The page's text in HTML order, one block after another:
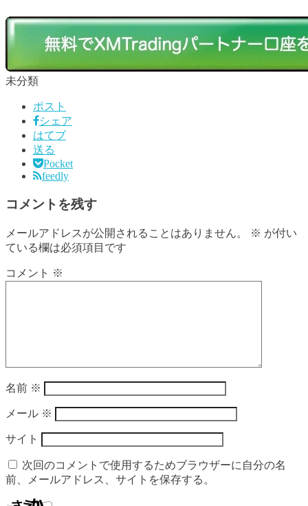
未分類
ポスト
シェア
はてブ
送る
Pocket
feedly
コメントを残す
メールアドレスが公開されることはありません。 ※ が付い
ている欄は必須項目です
コメント ※
名前 ※
メール ※
サイト
次回のコメントで使用するためブラウザーに自分の名
前、メールアドレス、サイトを保存する。